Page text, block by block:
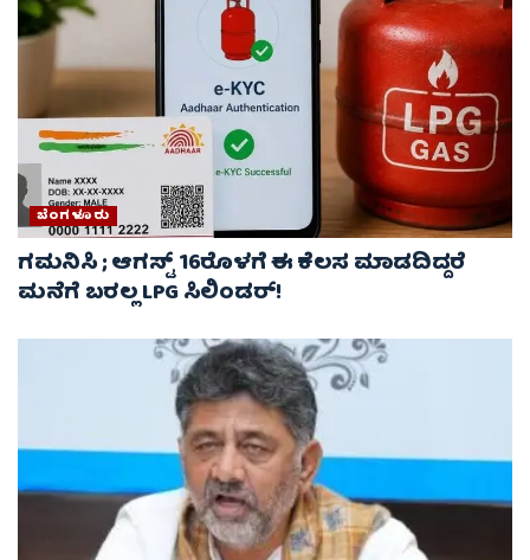
ಬೆಂಗಳೂರು
ಗಮನಿಸಿ ; ಆಗಸ್ಟ್ 16ರೊಳಗೆ ಈ ಕೆಲಸ ಮಾಡದಿದ್ದರೆ
ಮನೆಗೆ ಬರಲ್ಲ LPG ಸಿಲಿಂಡರ್!